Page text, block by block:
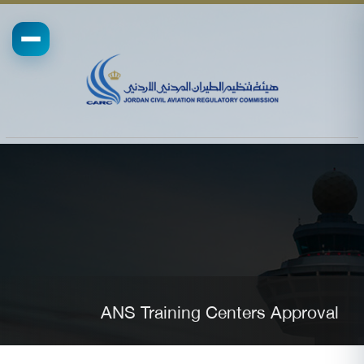
ANS Training Centers Approval